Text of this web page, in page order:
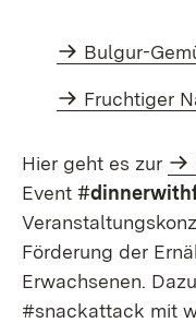
Bulgur-
Fruchtiger
Hier geht es zur
Event
Förderung der
Erwachsenen.
#snackattack mit